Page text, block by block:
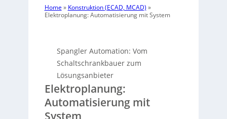
Home » Konstruktion (ECAD, MCAD) »
Elektroplanung: Automatisierung mit System
Spangler Automation: Vom
Schaltschrankbauer zum
Lösungsanbieter
Elektroplanung:
Automatisierung mit
System